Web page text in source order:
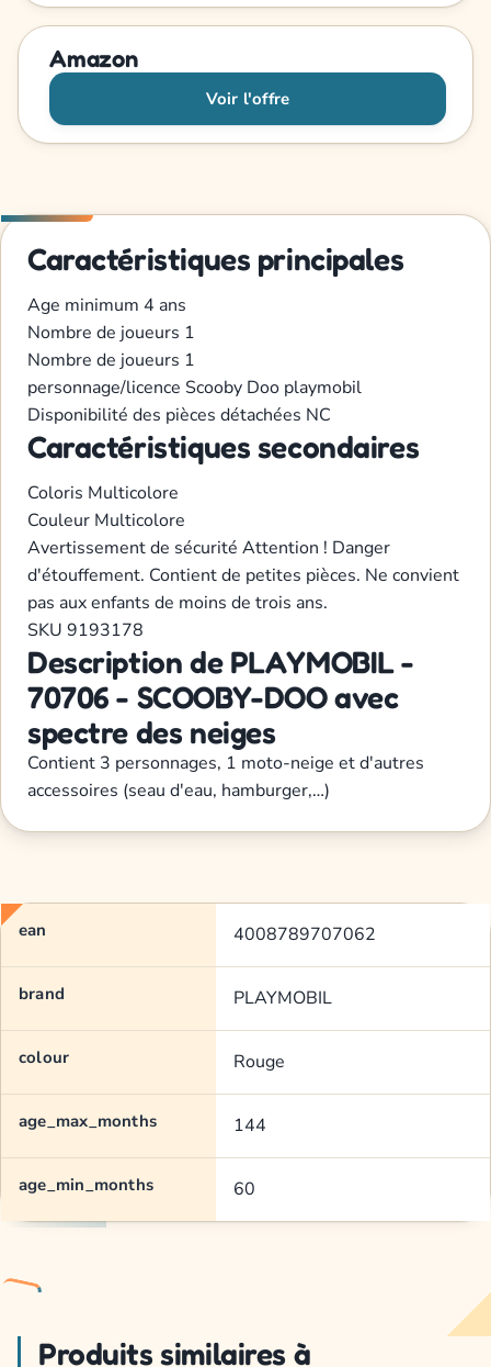
Amazon
Voir l'offre
Caractéristiques principales
Age minimum 4 ans
Nombre de joueurs 1
Nombre de joueurs 1
personnage/licence Scooby Doo playmobil
Disponibilité des pièces détachées NC
Caractéristiques secondaires
Coloris Multicolore
Couleur Multicolore
Avertissement de sécurité Attention ! Danger
d'étouffement. Contient de petites pièces. Ne convient
pas aux enfants de moins de trois ans.
SKU 9193178
Description de PLAYMOBIL -
70706 - SCOOBY-DOO avec
spectre des neiges
Contient 3 personnages, 1 moto-neige et d'autres
accessoires (seau d'eau, hamburger,…)
ean 4008789707062
brand PLAYMOBIL
colour Rouge
age_max_months 144
age_min_months 60
Produits similaires à